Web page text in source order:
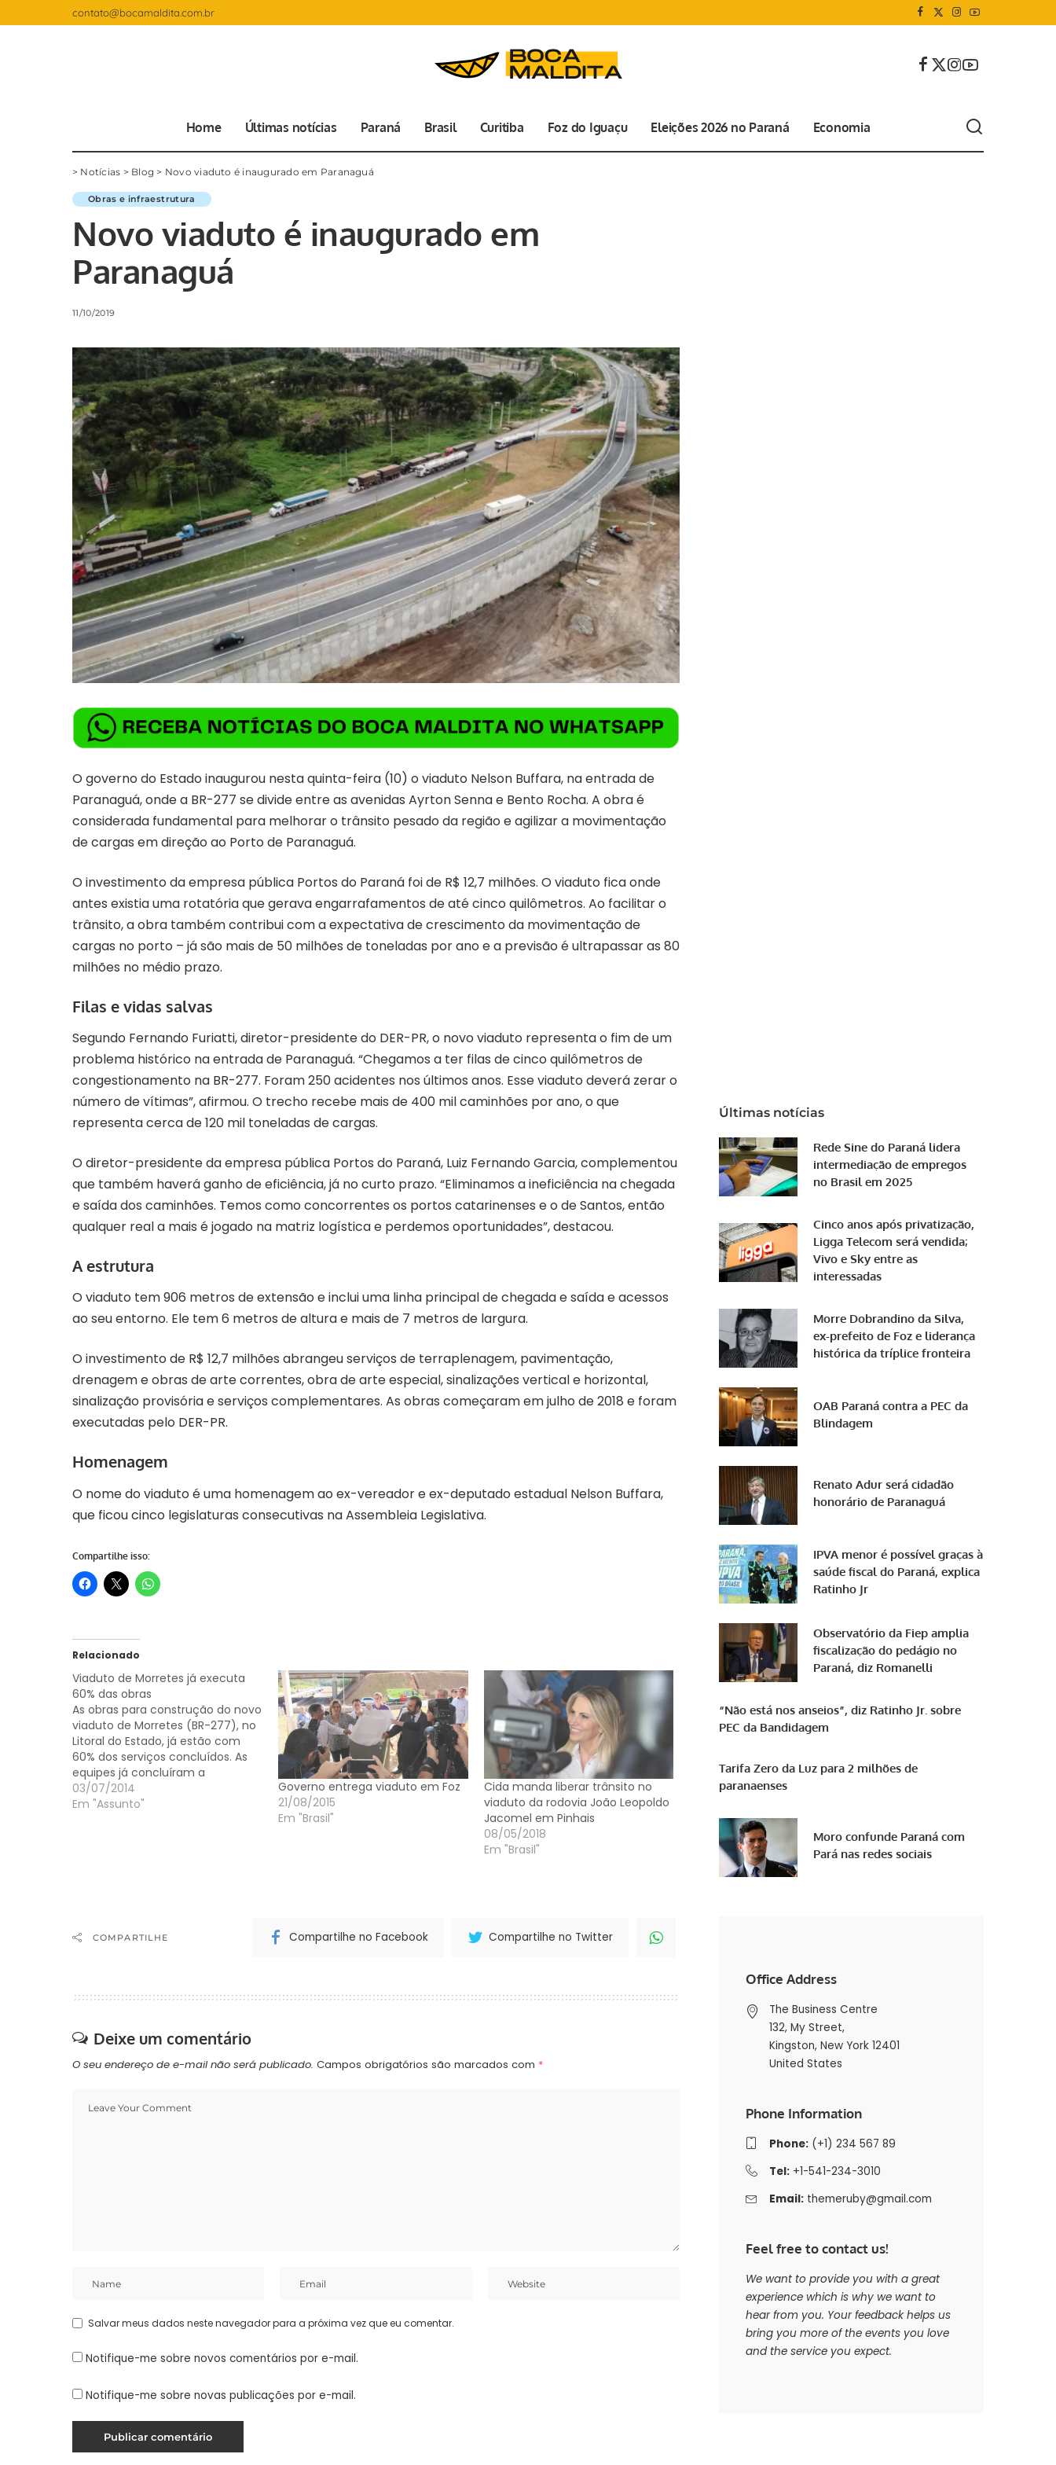
contato@bocamaldita.com.br
Home Últimas notícias Paraná Brasil Curitiba Foz do Iguaçu Eleições 2026 no Paraná Economia
> Notícias > Blog > Novo viaduto é inaugurado em Paranaguá
Obras e infraestrutura
Novo viaduto é inaugurado em
Paranaguá
11/10/2019
O governo do Estado inaugurou nesta quinta-feira (10) o viaduto Nelson Buffara, na entrada de
Paranaguá, onde a BR-277 se divide entre as avenidas Ayrton Senna e Bento Rocha. A obra é
considerada fundamental para melhorar o trânsito pesado da região e agilizar a movimentação
de cargas em direção ao Porto de Paranaguá.
O investimento da empresa pública Portos do Paraná foi de R$ 12,7 milhões. O viaduto fica onde
antes existia uma rotatória que gerava engarrafamentos de até cinco quilômetros. Ao facilitar o
trânsito, a obra também contribui com a expectativa de crescimento da movimentação de
cargas no porto – já são mais de 50 milhões de toneladas por ano e a previsão é ultrapassar as 80
milhões no médio prazo.
Filas e vidas salvas
Segundo Fernando Furiatti, diretor-presidente do DER-PR, o novo viaduto representa o fim de um
problema histórico na entrada de Paranaguá. “Chegamos a ter filas de cinco quilômetros de
congestionamento na BR-277. Foram 250 acidentes nos últimos anos. Esse viaduto deverá zerar o
número de vítimas”, afirmou. O trecho recebe mais de 400 mil caminhões por ano, o que
representa cerca de 120 mil toneladas de cargas.
O diretor-presidente da empresa pública Portos do Paraná, Luiz Fernando Garcia, complementou
que também haverá ganho de eficiência, já no curto prazo. “Eliminamos a ineficiência na chegada
e saída dos caminhões. Temos como concorrentes os portos catarinenses e o de Santos, então
qualquer real a mais é jogado na matriz logística e perdemos oportunidades”, destacou.
A estrutura
O viaduto tem 906 metros de extensão e inclui uma linha principal de chegada e saída e acessos
ao seu entorno. Ele tem 6 metros de altura e mais de 7 metros de largura.
O investimento de R$ 12,7 milhões abrangeu serviços de terraplenagem, pavimentação,
drenagem e obras de arte correntes, obra de arte especial, sinalizações vertical e horizontal,
sinalização provisória e serviços complementares. As obras começaram em julho de 2018 e foram
executadas pelo DER-PR.
Homenagem
O nome do viaduto é uma homenagem ao ex-vereador e ex-deputado estadual Nelson Buffara,
que ficou cinco legislaturas consecutivas na Assembleia Legislativa.
Compartilhe isso:
Relacionado
Viaduto de Morretes já executa
60% das obras
As obras para construção do novo
viaduto de Morretes (BR-277), no
Litoral do Estado, já estão com
60% dos serviços concluídos. As
equipes já concluíram a
terraplenagem, fundação e base
das pistas das marginais. O novo
03/07/2014
Em "Assunto"
Governo entrega viaduto em Foz
21/08/2015
Em "Brasil"
Cida manda liberar trânsito no
viaduto da rodovia João Leopoldo
Jacomel em Pinhais
08/05/2018
Em "Brasil"
COMPARTILHE Compartilhe no Facebook Compartilhe no Twitter
Deixe um comentário
O seu endereço de e-mail não será publicado. Campos obrigatórios são marcados com *
Salvar meus dados neste navegador para a próxima vez que eu comentar.
Notifique-me sobre novos comentários por e-mail.
Notifique-me sobre novas publicações por e-mail.
Últimas notícias
Rede Sine do Paraná lidera
intermediação de empregos
no Brasil em 2025
Cinco anos após privatização,
Ligga Telecom será vendida;
Vivo e Sky entre as
interessadas
Morre Dobrandino da Silva,
ex-prefeito de Foz e liderança
histórica da tríplice fronteira
OAB Paraná contra a PEC da
Blindagem
Renato Adur será cidadão
honorário de Paranaguá
IPVA menor é possível graças à
saúde fiscal do Paraná, explica
Ratinho Jr
Observatório da Fiep amplia
fiscalização do pedágio no
Paraná, diz Romanelli
“Não está nos anseios”, diz Ratinho Jr. sobre
PEC da Bandidagem
Tarifa Zero da Luz para 2 milhões de
paranaenses
Moro confunde Paraná com
Pará nas redes sociais
Office Address
The Business Centre
132, My Street,
Kingston, New York 12401
United States
Phone Information
Phone:(+1) 234 567 89
Tel:+1-541-234-3010
Email: themeruby@gmail.com
Feel free to contact us!
We want to provide you with a great
experience which is why we want to
hear from you. Your feedback helps us
bring you more of the events you love
and the service you expect.